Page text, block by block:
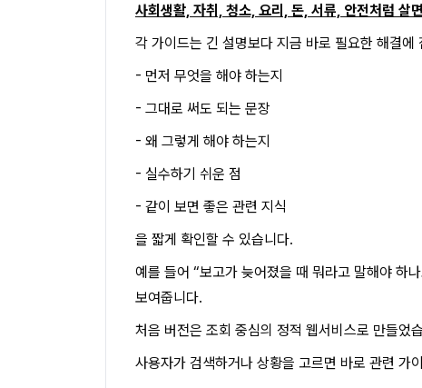
사회생활, 자취, 청소, 요리, 돈, 서류, 안전처럼 살
각 가이드는 긴 설명보다 지금 바로 필요한 해결에
- 먼저 무엇을 해야 하는지
- 그대로 써도 되는 문장
- 왜 그렇게 해야 하는지
- 실수하기 쉬운 점
- 같이 보면 좋은 관련 지식
을 짧게 확인할 수 있습니다.
예를 들어 “보고가 늦어졌을 때 뭐라고 말해야 하
보여줍니다.
처음 버전은 조회 중심의 정적 웹서비스로 만들었
사용자가 검색하거나 상황을 고르면 바로 관련 가